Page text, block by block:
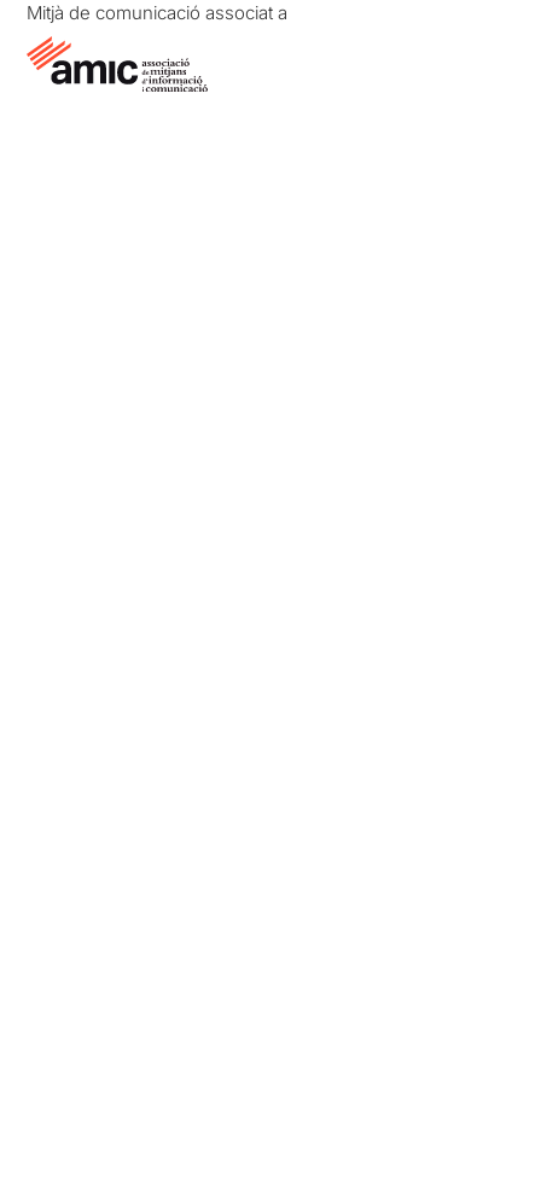
Mitjà de comunicació associat a